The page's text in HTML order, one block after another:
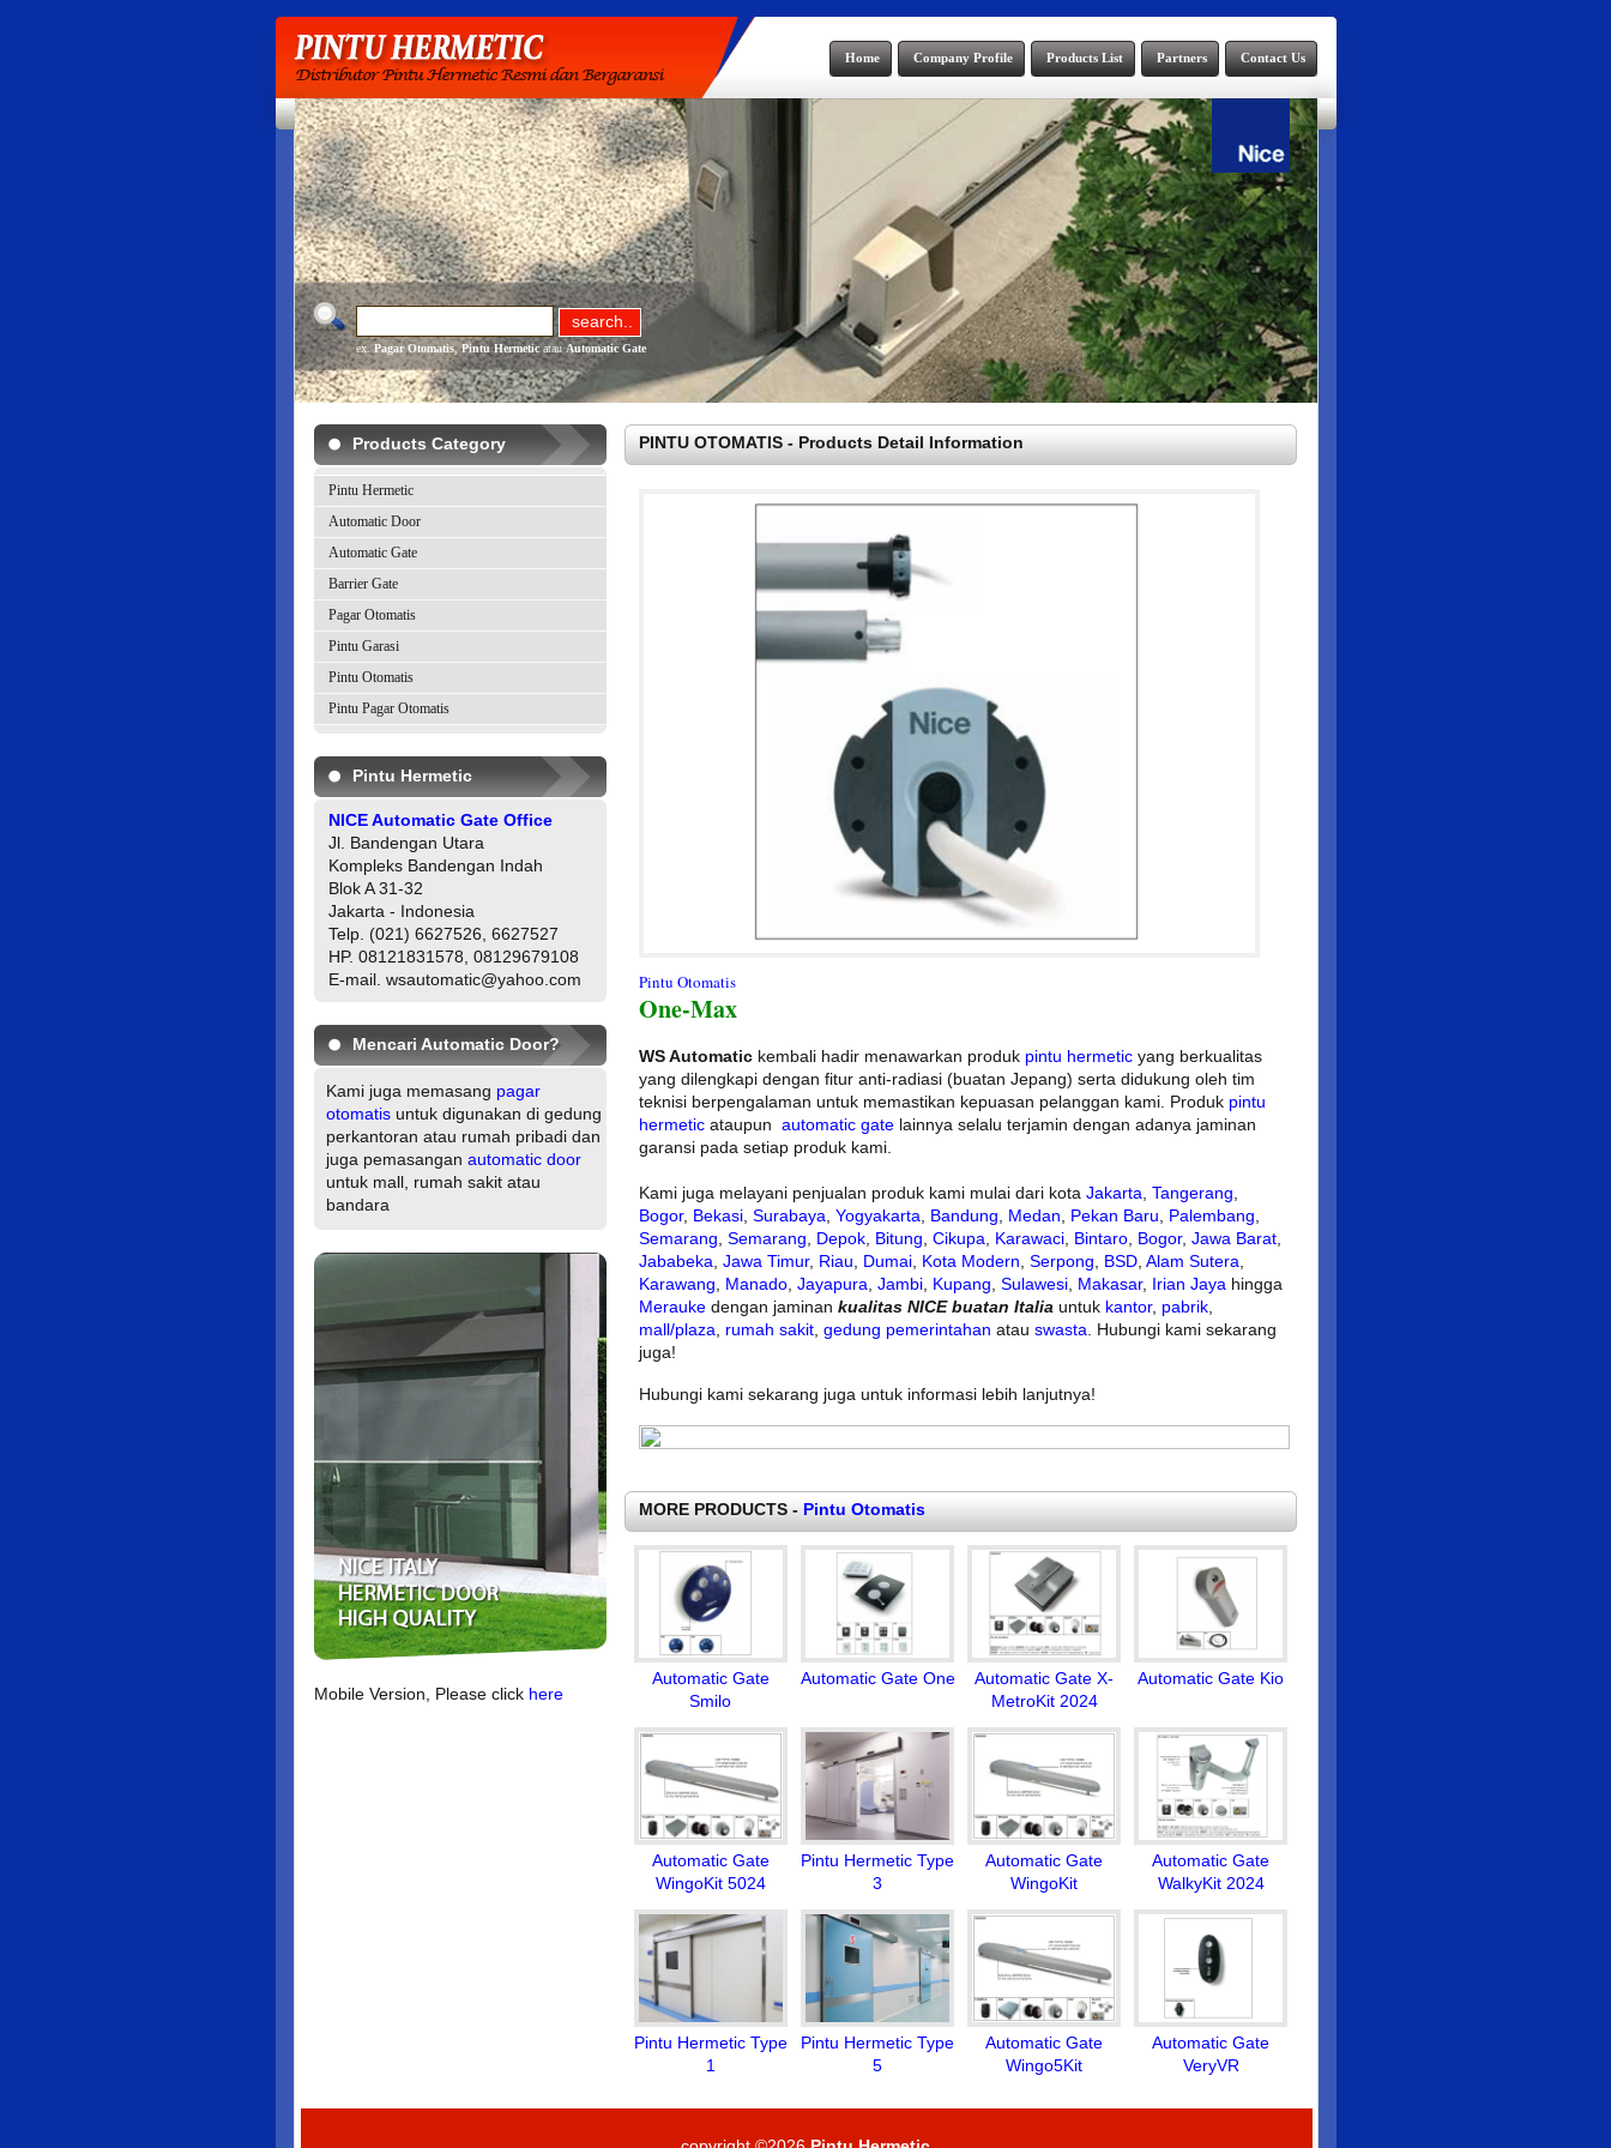
Contact Us
Partners
Products List
Company Profile
Home
ex. Pagar Otomatis,Pintu HermeticatauAutomatic Gate
Products Category
Pintu Hermetic
Automatic Door
Automatic Gate
Barrier Gate
Pagar Otomatis
Pintu Garasi
Pintu Otomatis
Pintu Pagar Otomatis
Pintu Hermetic
NICE Automatic Gate Office
Jl. Bandengan Utara
Kompleks Bandengan Indah
Blok A 31-32
Jakarta - Indonesia
Telp. (021) 6627526, 6627527
HP. 08121831578, 08129679108
E-mail. wsautomatic@yahoo.com
Mencari Automatic Door?
Kami juga memasang pagar
otomatisuntuk digunakan di gedung
perkantoran atau rumah pribadi dan
juga pemasangan automatic door
untuk mall, rumah sakit atau
bandara
Mobile Version, Please click here
PINTU OTOMATIS - Products Detail Information
Pintu Otomatis
One-Max
WS Automatickembali hadir menawarkan produk pintu hermeticyang berkualitas
yang dilengkapi dengan fitur anti-radiasi (buatan Jepang) serta didukung oleh tim
teknisi berpengalaman untuk memastikan kepuasan pelanggan kami. Produk pintu
hermeticataupun automatic gatelainnya selalu terjamin dengan adanya jaminan
garansi pada setiap produk kami.
Kami juga melayani penjualan produk kami mulai dari kota Jakarta Tangerang
Bogor, Bekasi, Surabaya Yogyakarta Bandung Medan Pekan Baru Palembang
Semarang Semarang Depok, Bitung Cikupa Karawaci, Bintaro, Bogor, Jawa Barat,
Jababeka Jawa Timur, Riau Dumai, Kota Modern Serpong BSD, Alam Sutera
Karawang
Manado, Jayapura Jambi, Kupang Sulawesi, Makasar, Irian Jaya hingga
Meraukedengan jaminan kualitas NICE buatan Italia untuk kantor, pabrik,
mall/plaza
rumah sakit, gedung pemerintahan atau swasta . Hubungi kami sekarang
juga!
Hubungi kami sekarang juga untuk informasi lebih lanjutnya!
MORE PRODUCTS - Pintu Otomatis
Automatic Gate
Smilo
Automatic Gate One
Automatic Gate X-
MetroKit 2024
Automatic Gate Kio
Automatic Gate
WingoKit 5024
Pintu Hermetic Type
3
Automatic Gate
WingoKit
Automatic Gate
WalkyKit 2024
Pintu Hermetic Type
1
Pintu Hermetic Type
5
Automatic Gate
Wingo5Kit
Automatic Gate
VeryVR